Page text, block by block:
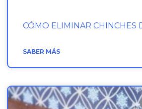
CÓMO ELIMINAR CHINCHES
SABER MÁS